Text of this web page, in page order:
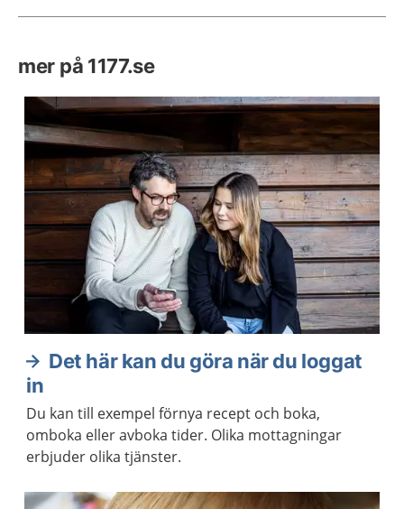
mer på 1177.se
Det här kan du göra när du loggat
in
Du kan till exempel förnya recept och boka,
omboka eller avboka tider. Olika mottagningar
erbjuder olika tjänster.